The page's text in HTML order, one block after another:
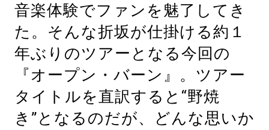
音楽体験でファンを魅了してき
た。そんな折坂が仕掛ける約１
年ぶりのツアーとなる今回の
『オープン・バーン』。ツアー
タイトルを直訳すると“野焼
き”となるのだが、どんな思いか